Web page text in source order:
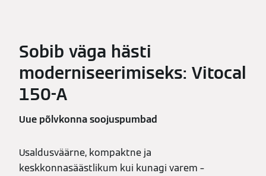
Sobib väga hästi
moderniseerimiseks: Vitocal
150-A
Uue põlvkonna soojuspumbad
Usaldusväärne, kompaktne ja
keskkonnasäästlikum kui kunagi varem –